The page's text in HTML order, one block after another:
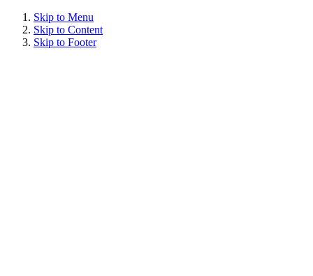
Skip to Menu
Skip to Content
Skip to Footer